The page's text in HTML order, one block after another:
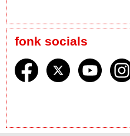
fonk socials